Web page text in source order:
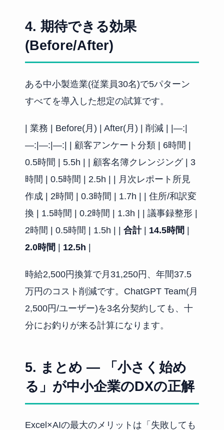
4. 期待できる効果
(Before/After)
ある中小製造業(従業員30名)で5パターン
すべてを導入した想定の試算です。
| 業務 | Before(月) | After(月) | 削減 | |—:|
—:|—:|—:| | 顧客アンケート分類 | 6時間 |
0.5時間 | 5.5h | | 顧客名簿クレンジング | 3
時間 | 0.5時間 | 2.5h | | 月次レポート所見
作成 | 2時間 | 0.3時間 | 1.7h | | 住所/和訳変
換 | 1.5時間 | 0.2時間 | 1.3h | | 議事録整形 |
2時間 | 0.5時間 | 1.5h | |合計| 14.5時間 |
2.0時間 | 12.5h |
時給2,500円換算で月31,250円、年間37.5
万円のコスト削減です。ChatGPT Team(月
2,500円/ユーザー)を3名分契約しても、十
分にお釣りが来る計算になります。
5. まとめ — 「小さく始め
る」が中小企業のDXの正解
Excel×AIの最大のメリットは「失敗しても